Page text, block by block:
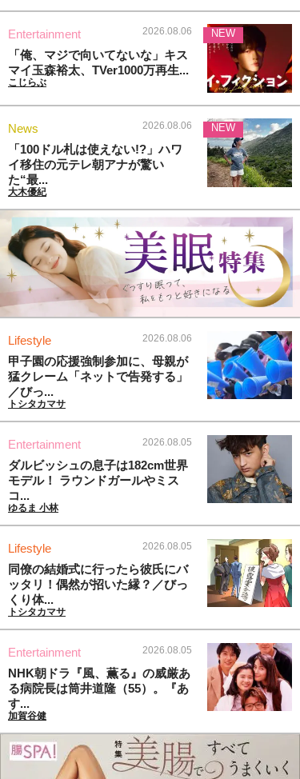
Entertainment 2026.08.06
「俺、マジで向いてないな」キス
マイ玉森裕太、TVer1000万再生...
こじらぶ
NEW
News 2026.08.06
「100ドル札は使えない!?」ハワ
イ移住の元テレ朝アナが驚い
た“最...
大木優紀
NEW
Lifestyle 2026.08.06
甲子園の応援強制参加に、母親が
猛クレーム「ネットで告発する」
／びっ...
トシタカマサ
Entertainment 2026.08.05
ダルビッシュの息子は182cm世界
モデル！ ラウンドガールやミス
コ...
ゆるま 小林
Lifestyle 2026.08.05
同僚の結婚式に行ったら彼氏にバ
ッタリ！偶然が招いた縁？／びっ
くり体...
トシタカマサ
Entertainment 2026.08.05
NHK朝ドラ『風、薫る』の威厳あ
る病院長は筒井道隆（55）。『あ
す...
加賀谷健